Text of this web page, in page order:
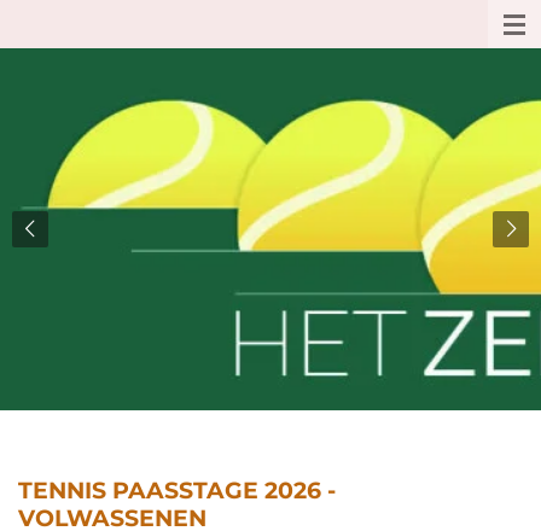
direct
hoofdinhoud
TENNIS PAASSTAGE 2026 -
VOLWASSENEN